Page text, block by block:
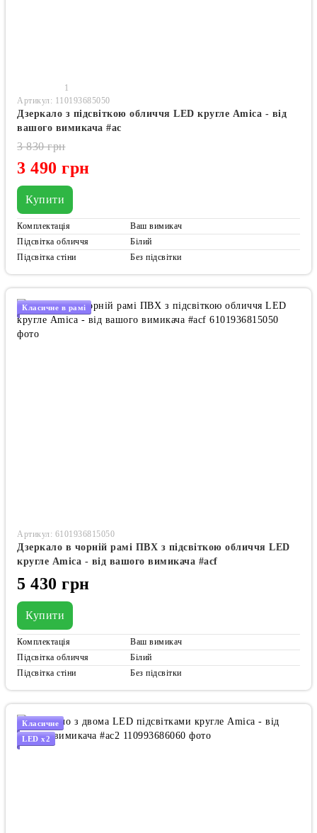
1
Артикул: 110193685050
Дзеркало з підсвіткою обличчя LED кругле Amica - від
вашого вимикача #ac
3 490 грн
3 830 грн
Купити
Комплектація
Ваш вимикач
Підсвітка обличчя
Білий
Підсвітка стіни
Без підсвітки
Класичне в рамі
Артикул: 6101936815050
Дзеркало в чорній рамі ПВХ з підсвіткою обличчя LED
кругле Amica - від вашого вимикача #acf
5 430 грн
Купити
Комплектація
Ваш вимикач
Підсвітка обличчя
Білий
Підсвітка стіни
Без підсвітки
Класичне
LED x2